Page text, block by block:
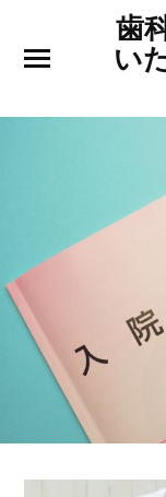
歯
い